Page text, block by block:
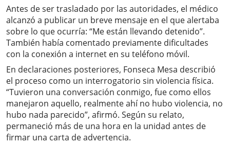
Antes de ser trasladado por las autoridades, el médico
alcanzó a publicar un breve mensaje en el que alertaba
sobre lo que ocurría: “Me están llevando detenido”.
También había comentado previamente dificultades
con la conexión a internet en su teléfono móvil.
En declaraciones posteriores, Fonseca Mesa describió
el proceso como un interrogatorio sin violencia física.
“Tuvieron una conversación conmigo, fue como ellos
manejaron aquello, realmente ahí no hubo violencia, no
hubo nada parecido”, afirmó. Según su relato,
permaneció más de una hora en la unidad antes de
firmar una carta de advertencia.